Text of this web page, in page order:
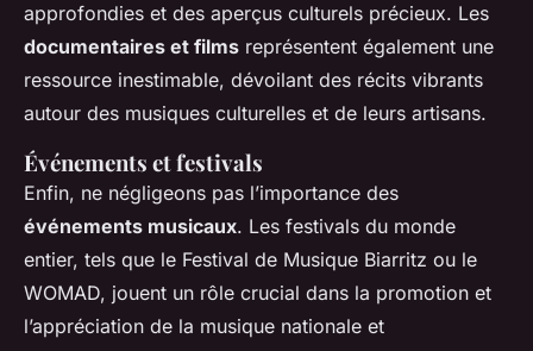
approfondies et des aperçus culturels précieux. Les
documentaires et films représentent également une
ressource inestimable, dévoilant des récits vibrants
autour des musiques culturelles et de leurs artisans.
Événements et festivals
Enfin, ne négligeons pas l’importance des
événements musicaux. Les festivals du monde
entier, tels que le Festival de Musique Biarritz ou le
WOMAD, jouent un rôle crucial dans la promotion et
l’appréciation de la musique nationale et